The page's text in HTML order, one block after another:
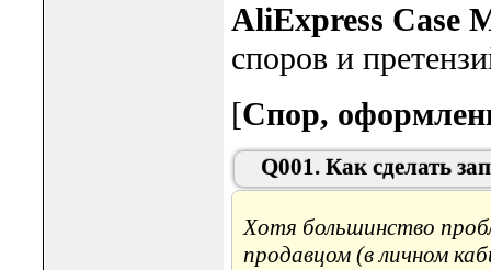
AliExpress Case
споров и
[Спор,
Q001. Как сделать
Хотя большинство
продавцом (в личном